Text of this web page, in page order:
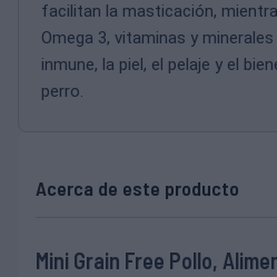
facilitan la masticación,
Omega 3, vitaminas y
inmune, la piel, el pelaje y el
perro.
Acerca de este producto
Mini Grain Free Pollo,